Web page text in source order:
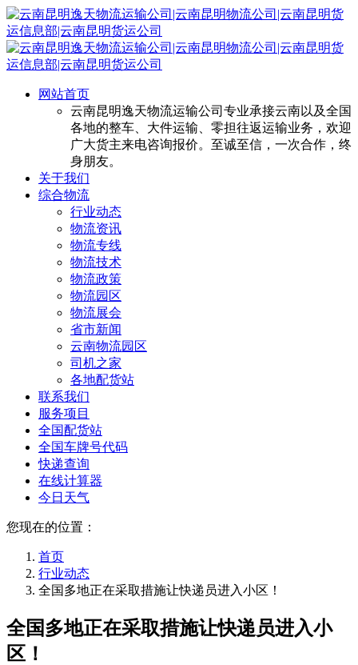
网站首页
云南昆明逸天物流运输公司专业承接云南以及全国
各地的整车、大件运输、零担往返运输业务，欢迎
广大货主来电咨询报价。至诚至信，一次合作，终
身朋友。
关于我们
综合物流
行业动态
物流资讯
物流专线
物流技术
物流政策
物流园区
物流展会
省市新闻
云南物流园区
司机之家
各地配货站
联系我们
服务项目
全国配货站
全国车牌号代码
快递查询
在线计算器
今日天气
您现在的位置：
首页
行业动态
全国多地正在采取措施让快递员进入小区！
全国多地正在采取措施让快递员进入小
区！